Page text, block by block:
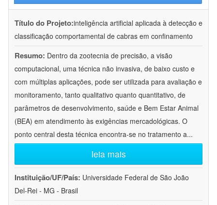
Título do Projeto:inteligência artificial aplicada à detecção e
classificação comportamental de cabras em confinamento
Resumo: Dentro da zootecnia de precisão, a visão
computacional, uma técnica não invasiva, de baixo custo e
com múltiplas aplicações, pode ser utilizada para avaliação e
monitoramento, tanto qualitativo quanto quantitativo, de
parâmetros de desenvolvimento, saúde e Bem Estar Animal
(BEA) em atendimento às exigências mercadológicas. O
ponto central desta técnica encontra-se no tratamento a...
leia mais
Instituição/UF/País: Universidade Federal de São João
Del-Rei - MG - Brasil